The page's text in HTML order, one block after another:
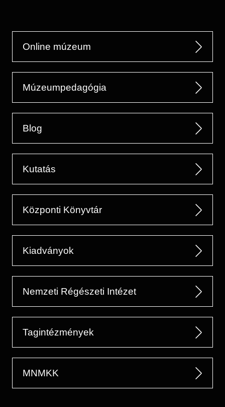
Online múzeum
Múzeumpedagógia
Blog
Kutatás
Központi Könyvtár
Kiadványok
Nemzeti Régészeti Intézet
Tagintézmények
MNMKK